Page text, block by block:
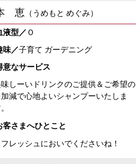
恵 （うめもと めぐみ）
液型／ Ｏ
味／子育て ガーデニング
意なサービス
味しーいドリンクのご提供＆ご希望の
減で心地よいシャンプーいたしま
客さまへひとこと
フレッシュにおいでくださいね！